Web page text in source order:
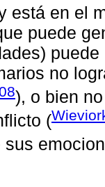
está en el
puede
no
), o bien
(
sus